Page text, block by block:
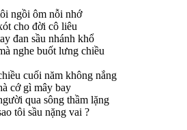
ngồi ôm nỗi nhớ
cho đời cô liêu
đan sầu nhánh khổ
nghe buốt lưng chiều
cuối năm không nắng
cớ gì mây bay
qua sông thầm lặng
tôi sầu nặng vai ?